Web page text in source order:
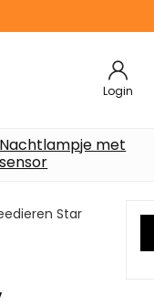
Login
Nachtlampje met
sensor
Star